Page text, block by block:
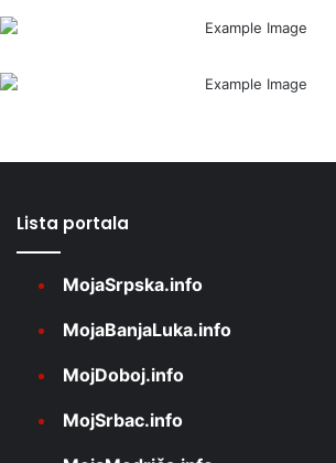
Lista portala
MojaSrpska.info
MojaBanjaLuka.info
MojDoboj.info
MojSrbac.info